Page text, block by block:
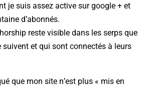
je suis assez active sur google + et
d’abonnés.
reste visible dans les serps que
suivent et qui sont connectés à leurs
que mon site n’est plus « mis en